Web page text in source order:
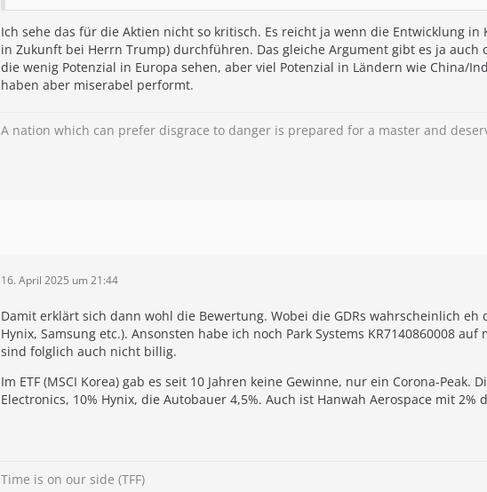
Ich sehe das für die Aktien nicht so kritisch. Es reicht ja wenn die Entwicklung
in Zukunft bei Herrn Trump) durchführen. Das gleiche Argument gibt es ja
die wenig Potenzial in Europa sehen, aber viel Potenzial in Ländern wie China/
haben aber miserabel performt.
A nation which can prefer disgrace to danger is prepared for a master and
16. April 2025 um 21:44
Damit erklärt sich dann wohl die Bewertung. Wobei die GDRs wahrscheinlich
Hynix, Samsung etc.). Ansonsten habe ich noch Park Systems KR7140860008
sind folglich auch nicht billig.
Im ETF (MSCI Korea) gab es seit 10 Jahren keine Gewinne, nur ein Corona-
Electronics, 10% Hynix, die Autobauer 4,5%. Auch ist Hanwah Aerospace mit
Time is on our side (TFF)